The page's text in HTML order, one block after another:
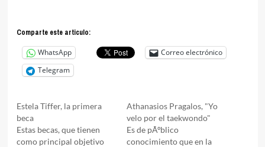
Comparte este articulo:
WhatsApp
Correo electrónico
Telegram
Estela Tiffer, la primera
beca
Estas becas, que tienen
como principal objetivo
Athanasios Pragalos, "Yo
velo por el taekwondo"
Es de pÃºblico
conocimiento que en la